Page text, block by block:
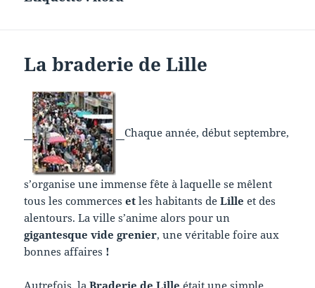
La braderie de Lille
Chaque année, début septembre,
s’organise une immense fête à laquelle se mêlent
tous les commerceset les habitants de Lille et des
alentours. La ville s’anime alors pour un
gigantesque vide grenier, une véritable foire aux
bonnes affaires !